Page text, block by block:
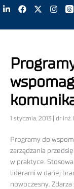
1 stycznia, 2013 | dr
Programy do
zarządzania
w praktyce.
liderami w danej
nowoczesny.